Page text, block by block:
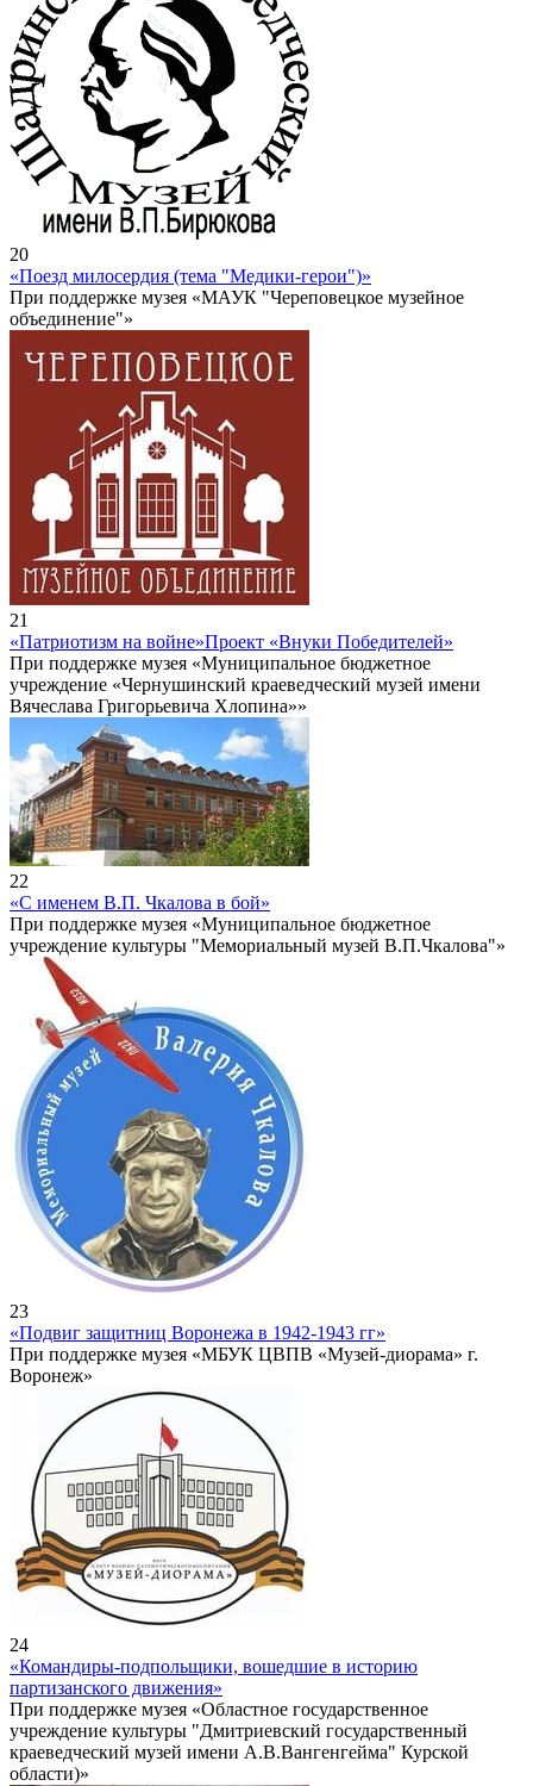
20
«Поезд милосердия (тема "Медики-герои")»
При поддержке музея «МАУК "Череповецкое музейное
объединение"»
21
«Патриотизм на войне»Проект «Внуки Победителей»
При поддержке музея «Муниципальное бюджетное
учреждение «Чернушинский краеведческий музей имени
Вячеслава Григорьевича Хлопина»»
22
«С именем В.П. Чкалова в бой»
При поддержке музея «Муниципальное бюджетное
учреждение культуры "Мемориальный музей В.П.Чкалова"»
23
«Подвиг защитниц Воронежа в 1942-1943 гг»
При поддержке музея «МБУК ЦВПВ «Музей-диорама» г.
Воронеж»
24
«Командиры-подпольщики, вошедшие в историю
партизанского движения»
При поддержке музея «Областное государственное
учреждение культуры "Дмитриевский государственный
краеведческий музей имени А.В.Вангенгейма" Курской
области)»